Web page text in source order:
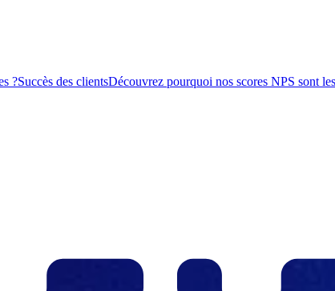
?Succès des clientsDécouvrez pourquoi nos scores NPS sont